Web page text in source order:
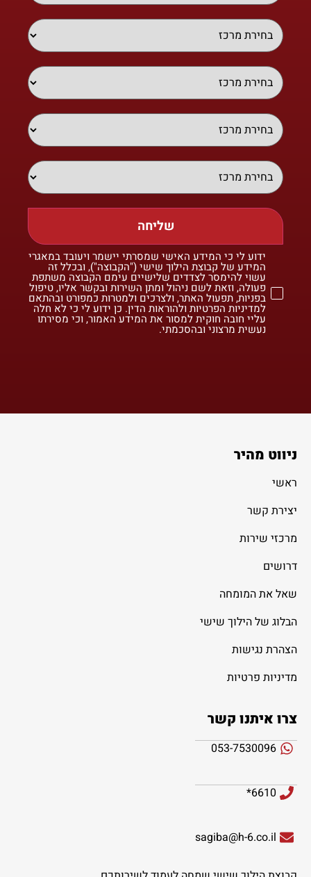
שליחה
ידוע לי כי המידע האישי שמסרתי יישמר ויעובד במאגרי
המידע של קבוצת הילוך שישי ("הקבוצה"), ובכלל זה
עשוי להימסר לצדדים שלישיים עימם הקבוצה משתפת
פעולה, וזאת לשם ניהול ומתן השירות ובקשר אליו, טיפול
בפניות, תפעול האתר, ולצרכים ולמטרות כמפורט ובהתאם
למדיניות הפרטיות ולהוראות הדין. כן ידוע לי כי לא חלה
עליי חובה חוקית למסור את המידע האמור, וכי מסירתו
נעשית מרצוני ובהסכמתי.
ניווט מהיר
ראשי
יצירת קשר
מרכזי שירות
דרושים
שאל את המומחה
הבלוג של הילוך שישי
הצהרת נגישות
מדיניות פרטיות
צרו איתנו קשר
053-7530096
6610*
sagiba@h-6.co.il